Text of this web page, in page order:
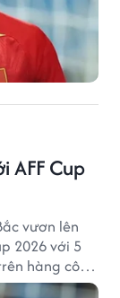
AFF Cup
vươn lên
2026 với 5
hàng công